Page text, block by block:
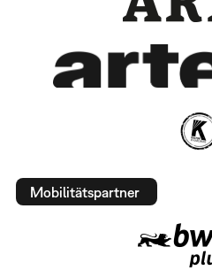
Mobilitätspartner